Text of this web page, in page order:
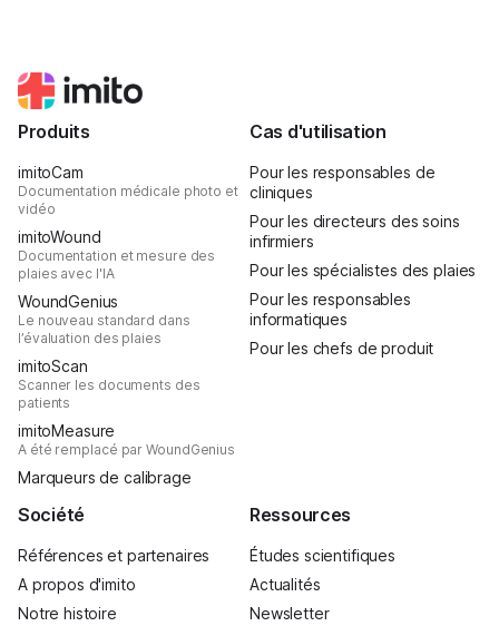
Produits
imitoCam
Documentation médicale photo et
vidéo
imitoWound
Documentation et mesure des
plaies avec l'IA
WoundGenius
Le nouveau standard dans
l’évaluation des plaies
imitoScan
Scanner les documents des
patients
imitoMeasure
A été remplacé par WoundGenius
Marqueurs de calibrage
Cas d'utilisation
Pour les responsables de
cliniques
Pour les directeurs des soins
infirmiers
Pour les spécialistes des plaies
Pour les responsables
informatiques
Pour les chefs de produit
Société
Références et partenaires
A propos d'imito
Notre histoire
Ressources
Études scientifiques
Actualités
Newsletter